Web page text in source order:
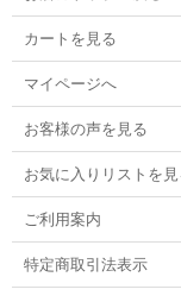
カートを見る
マイページへ
お客様の声を見る
お気に入りリストを見
ご利用案内
特定商取引法表示